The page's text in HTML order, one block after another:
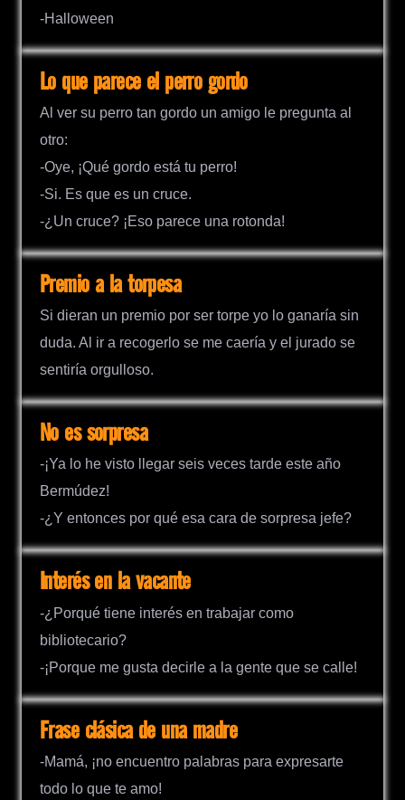
-Halloween
Lo que parece el perro gordo
Al ver su perro tan gordo un amigo le pregunta al
otro:
-Oye, ¡Qué gordo está tu perro!
-Si. Es que es un cruce.
-¿Un cruce? ¡Eso parece una rotonda!
Premio a la torpesa
Si dieran un premio por ser torpe yo lo ganaría sin
duda. Al ir a recogerlo se me caería y el jurado se
sentiría orgulloso.
No es sorpresa
-¡Ya lo he visto llegar seis veces tarde este año
Bermúdez!
-¿Y entonces por qué esa cara de sorpresa jefe?
Interés en la vacante
-¿Porqué tiene interés en trabajar como
bibliotecario?
-¡Porque me gusta decirle a la gente que se calle!
Frase clásica de una madre
-Mamá, ¡no encuentro palabras para expresarte
todo lo que te amo!